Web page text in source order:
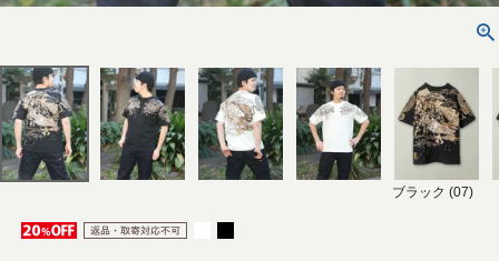
ブラック (07)